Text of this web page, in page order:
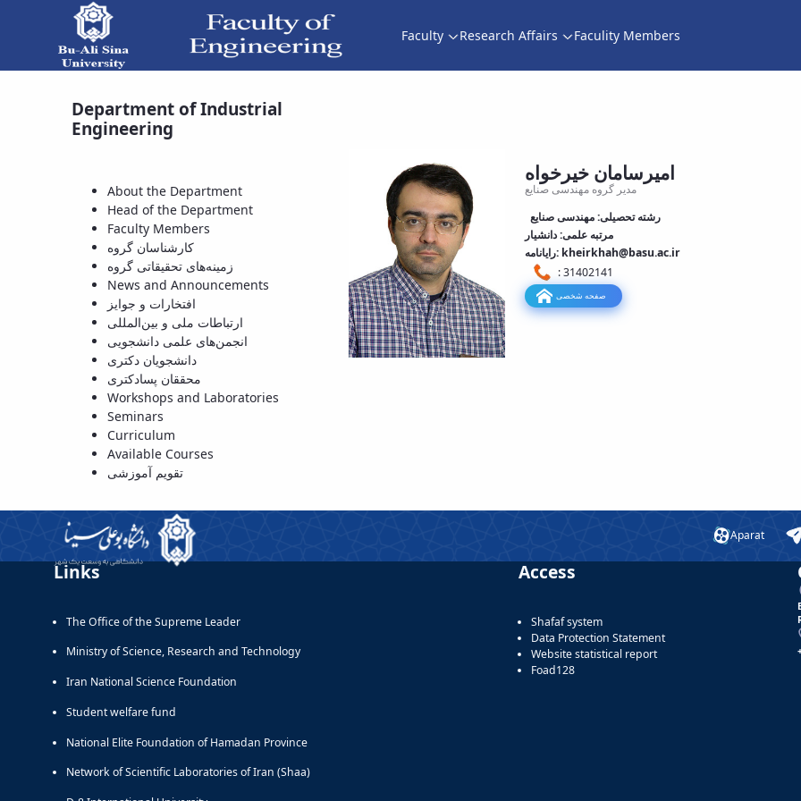
Faculty Research Affairs Faculity Members
Head of the Department - دانشکده فنی و مهندسیDepartment of Industrial
Engineering
About the Department
Head of the Department
Faculty Members
کارشناسان گروه
زمینه‌های تحقیقاتی گروه
News and Announcements
افتخارات و جوایز
ارتباطات ملی و بین‌المللی
انجمن‌های علمی دانشجویی
دانشجویان دکتری
محققان پسادکتری
Workshops and Laboratories
Seminars
Curriculum
Available Courses
تقویم آموزشی
امیرسامان خیرخواه
مدیر گروه مهندسی صنایع
رشته تحصیلی: مهندسی صنایع
مرتبه علمی: دانشیار
رایانامه: kheirkhah@basu.ac.ir
: 31402141
صفحه شخصی
Aparat
Links
The Office of the Supreme Leader
Ministry of Science, Research and Technology
Iran National Science Foundation
Student welfare fund
National Elite Foundation of Hamadan Province
Network of Scientific Laboratories of Iran (Shaa)
Access
Shafaf system
Data Protection Statement
Website statistical report
Foad128